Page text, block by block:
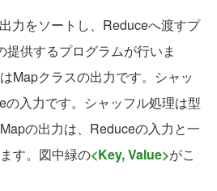
力をソートし、Reduceへ渡すプ
提供するプログラムが行いま
Mapクラスの出力です。シャッ
入力です。シャッフル処理は型
の出力は、Reduceの入力と一
す。図中緑の<Key, Value>がこ